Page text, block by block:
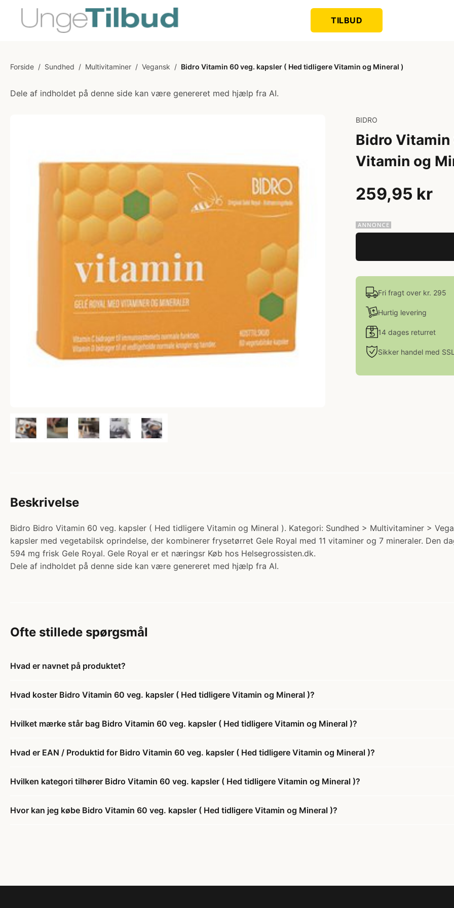
TILBUD
Forside / Sundhed / Multivitaminer / Vegansk / Bidro Vitamin 60 veg. kapsler ( Hed tidligere Vitamin og Mineral )
Dele af indholdet på denne side kan være genereret med hjælp fra AI.
BIDRO
Bidro
Vitamin og
259,95 kr
Fri fragt over kr. 295
Hurtig levering
14 dages returret
Sikker handel med SSL
Beskrivelse
Bidro Bidro Vitamin 60 veg. kapsler ( Hed tidligere Vitamin og Mineral ). Kategori: Sundhed > Multivitaminer >
kapsler med vegetabilsk oprindelse, der kombinerer frysetørret Gele Royal med 11 vitaminer og 7 mineraler. Den
594 mg frisk Gele Royal. Gele Royal er et næringsr Køb hos Helsegrossisten.dk.
Dele af indholdet på denne side kan være genereret med hjælp fra AI.
Ofte stillede spørgsmål
Hvad er navnet på produktet?
Hvad koster Bidro Vitamin 60 veg. kapsler ( Hed tidligere Vitamin og Mineral )?
Hvilket mærke står bag Bidro Vitamin 60 veg. kapsler ( Hed tidligere Vitamin og Mineral )?
Hvad er EAN / Produktid for Bidro Vitamin 60 veg. kapsler ( Hed tidligere Vitamin og Mineral )?
Hvilken kategori tilhører Bidro Vitamin 60 veg. kapsler ( Hed tidligere Vitamin og Mineral )?
Hvor kan jeg købe Bidro Vitamin 60 veg. kapsler ( Hed tidligere Vitamin og Mineral )?